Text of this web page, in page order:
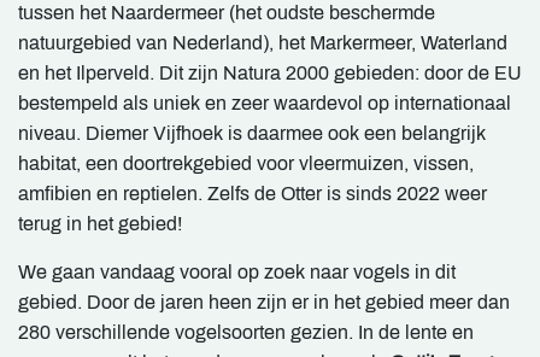
tussen het Naardermeer (het oudste beschermde
natuurgebied van Nederland), het Markermeer, Waterland
en het Ilperveld. Dit zijn Natura 2000 gebieden: door de EU
bestempeld als uniek en zeer waardevol op internationaal
niveau. Diemer Vijfhoek is daarmee ook een belangrijk
habitat, een doortrekgebied voor vleermuizen, vissen,
amfibien en reptielen. Zelfs de Otter is sinds 2022 weer
terug in het gebied!
We gaan vandaag vooral op zoek naar vogels in dit
gebied. Door de jaren heen zijn er in het gebied meer dan
280 verschillende vogelsoorten gezien. In de lente en